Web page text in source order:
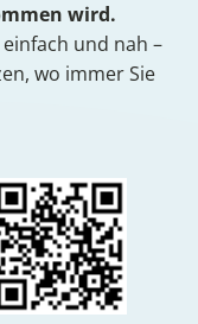
wird.
und nah –
wo immer Sie